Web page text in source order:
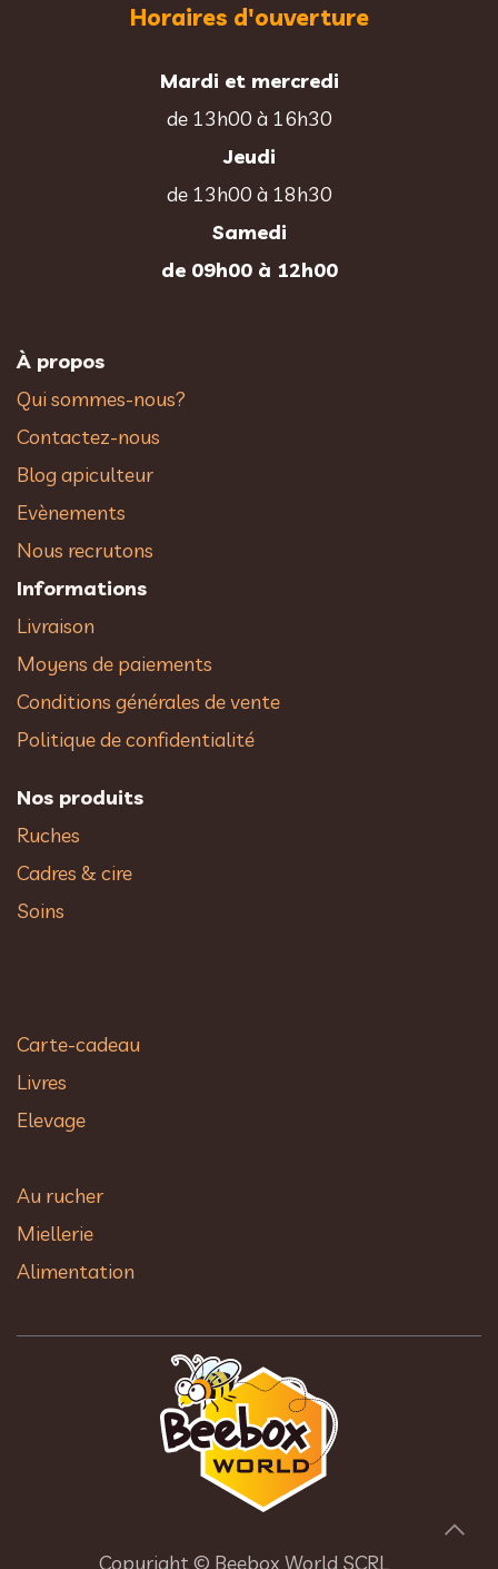
Horaires d'ouverture
Mardi et mercredi
de 13h00 à 16h30
Jeudi
de 13h00 à 18h30
Samedi
de 09h00 à 12h00
À propos
Qui sommes-nous?
Contactez-nous
Blog apiculteur
Evènements
Nous recrutons
Informations
Livraison
Moyens de paiements
Conditions générales de vente
Politique de confidentialité
Nos produits
Ruches
Cadres & cire
Soins
Carte-cadeau
Livres
Elevage
Au rucher​
Miellerie
Alimentation
Copyright © Beebox World SCRL